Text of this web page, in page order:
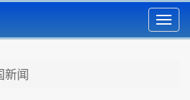
新闻